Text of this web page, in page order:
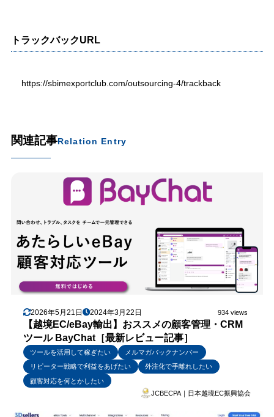
トラックバックURL
https://sbimexportclub.com/outsourcing-4/trackback
関連記事Relation Entry
2026年5月21日 2024年3月22日 934 views
【越境EC/eBay輸出】おススメの顧客管理・CRM
ツール BayChat［最新レビュー記事］
ツールを活用して稼ぎたい
メルマガバックナンバー
リピーター戦略で利益をあげたい
外注化で手離れしたい
顧客対応を何とかしたい
JCBECPA｜日本越境EC振興協会